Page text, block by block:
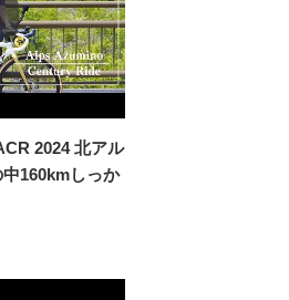
2024 北アル
160kmしっか